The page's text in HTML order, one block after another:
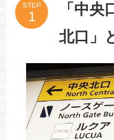
STEP
「中
北口」